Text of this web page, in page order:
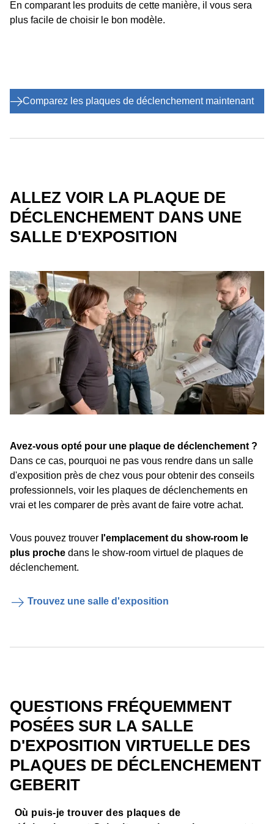
En comparant les produits de cette manière, il vous sera
plus facile de choisir le bon modèle.
Comparez les plaques de déclenchement maintenant
ALLEZ VOIR LA PLAQUE DE
DÉCLENCHEMENT DANS UNE
SALLE D'EXPOSITION
Avez-vous opté pour une plaque de déclenchement ?
Dans ce cas, pourquoi ne pas vous rendre dans un salle
d'exposition près de chez vous pour obtenir des conseils
professionnels, voir les plaques de déclenchements en
vrai et les comparer de près avant de faire votre achat.
Vous pouvez trouver l'emplacement du show-room le
plus proche dans le show-room virtuel de plaques de
déclenchement.
Trouvez une salle d'exposition
QUESTIONS FRÉQUEMMENT
POSÉES SUR LA SALLE
D'EXPOSITION VIRTUELLE DES
PLAQUES DE DÉCLENCHEMENT
GEBERIT
Où puis-je trouver des plaques de